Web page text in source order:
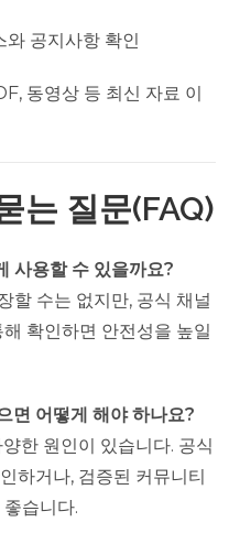
와 공지사항 확인
동영상 등 최신 자료 이
는 질문(FAQ)
사용할 수 있을까요?
할 수는 없지만, 공식 채널
확인하면 안전성을 높일
면 어떻게 해야 하나요?
한 원인이 있습니다. 공식
하거나, 검증된 커뮤니티
습니다.